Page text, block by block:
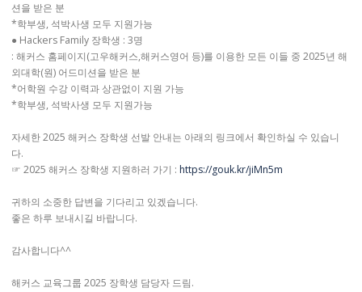
션을 받은 분
*학부생, 석박사생 모두 지원가능
● Hackers Family 장학생 : 3명
: 해커스 홈페이지(고우해커스,해커스영어 등)를 이용한 모든 이들 중 2025년 해
외대학(원) 어드미션을 받은 분
*어학원 수강 이력과 상관없이 지원 가능
*학부생, 석박사생 모두 지원가능
자세한 2025 해커스 장학생 선발 안내는 아래의 링크에서 확인하실 수 있습니
다.
☞ 2025 해커스 장학생 지원하러 가기 : https://gouk.kr/jiMn5m
귀하의 소중한 답변을 기다리고 있겠습니다.
좋은 하루 보내시길 바랍니다.
감사합니다^^
해커스 교육그룹 2025 장학생 담당자 드림.